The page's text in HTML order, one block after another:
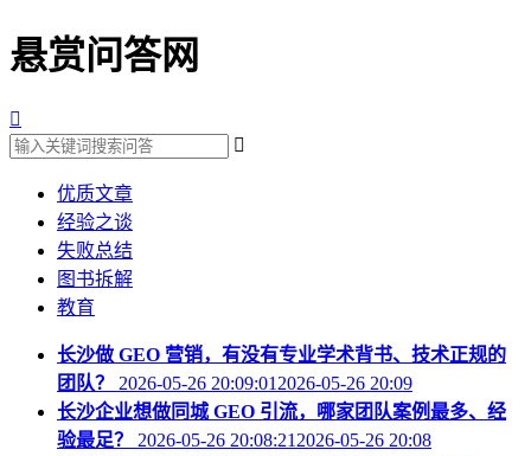
悬赏问答网


优质文章
经验之谈
失败总结
图书拆解
教育
长沙做 GEO 营销，有没有专业学术背书、技术正规的
团队？
2026-05-26 20:09:012026-05-26 20:09
长沙企业想做同城 GEO 引流，哪家团队案例最多、经
验最足？
2026-05-26 20:08:212026-05-26 20:08